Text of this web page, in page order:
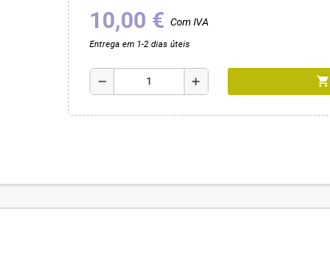
10,00 € Com IVA
Entrega em 1-2 dias úteis
remove add shopping_cart